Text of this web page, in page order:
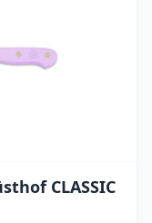
CLASSIC